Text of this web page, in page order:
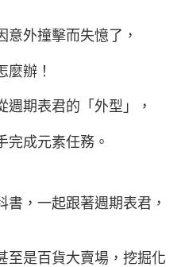
意外撞擊而失憶了，
麼辦！
期表君的「外型」，
完成元素任務。
，一起跟著週期表君，
至是百貨大賣場，挖掘化